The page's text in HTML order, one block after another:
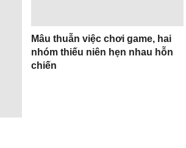
Mâu thuẫn việc chơi game, hai
nhóm thiếu niên hẹn nhau hỗn
chiến